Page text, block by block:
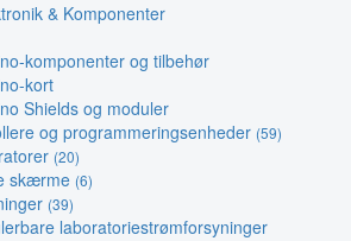
& Komponenter
komponenter og tilbehør
kort
Shields og moduler
og programmeringsenheder (59)
(20)
skærme (6)
(39)
laboratoriestrømforsyninger